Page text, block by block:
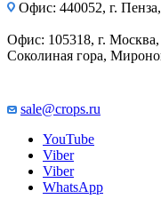
Офис: 440052, г.
Офис: 105318, г.
Соколиная гора,
sale@crops.ru
YouTube
Viber
Viber
WhatsApp